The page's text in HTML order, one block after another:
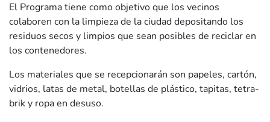
El Programa tiene como objetivo que los vecinos
colaboren con la limpieza de la ciudad depositando los
residuos secos y limpios que sean posibles de reciclar en
los contenedores.
Los materiales que se recepcionarán son papeles, cartón,
vidrios, latas de metal, botellas de plástico, tapitas, tetra-
brik y ropa en desuso.